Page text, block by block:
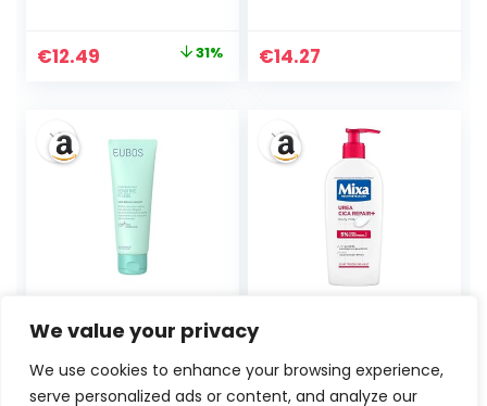
We value your privacy
We use cookies to enhance your browsing experience,
serve personalized ads or content, and analyze our
beruhigendem 3-
sehr trockene,
juckende,
empfindliche, zu
Ekzemen neigende
Haut, 200ml
Ursprünglicher
€17.99
€12.49 Aktueller
€12.49.
31%
Erhöht sofort den
Schutzschicht und
verhindert
Feuchtigkeitsverlu
€14.27
Repair & Schutz |
Handcreme für
trockene, rissige
beruhigende &
schützende